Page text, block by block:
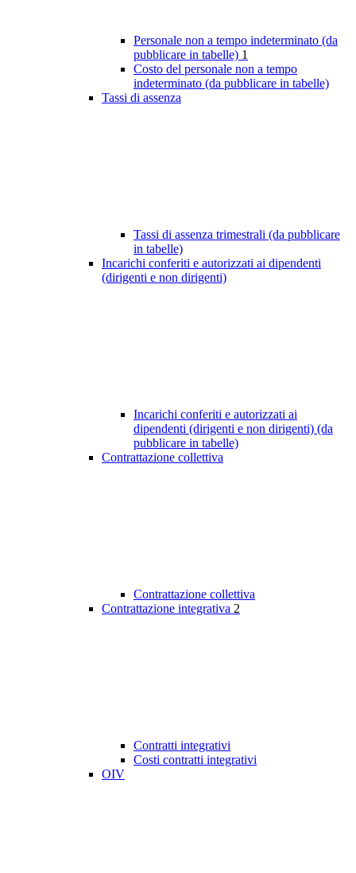
Personale non a tempo indeterminato (da
pubblicare in tabelle) 1
Costo del personale non a tempo
indeterminato (da pubblicare in tabelle)
Tassi di assenza
Tassi di assenza trimestrali (da pubblicare
in tabelle)
Incarichi conferiti e autorizzati ai dipendenti
(dirigenti e non dirigenti)
Incarichi conferiti e autorizzati ai
dipendenti (dirigenti e non dirigenti) (da
pubblicare in tabelle)
Contrattazione collettiva
Contrattazione collettiva
Contrattazione integrativa 2
Contratti integrativi
Costi contratti integrativi
OIV